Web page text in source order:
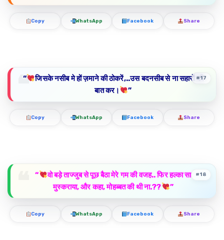
Copy WhatsApp Facebook Share
“
जिसके नसीब मे हों ज़माने की ठोकरें,..उस बदनसीब से ना सहारों की
बात कर।
”
#17
Copy WhatsApp Facebook Share
“
वो बड़े ताज्जुब से पूछ बैठा मेरे गम की वजह.. फिर हल्का सा
मुस्कराया, और कहा, मोहब्बत की थी ना.??
”
#18
Copy WhatsApp Facebook Share